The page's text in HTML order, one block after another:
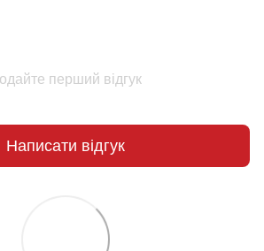
перший відгук
Написати відгук